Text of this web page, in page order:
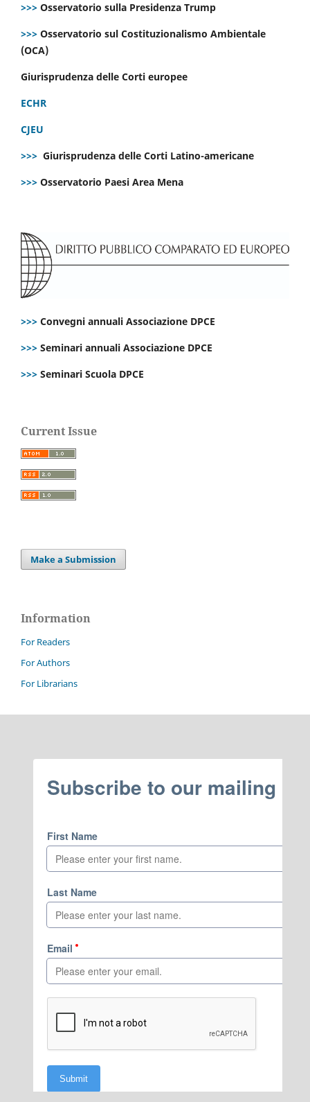
>>> Osservatorio sulla Presidenza Trump
>>> Osservatorio sul Costituzionalismo Ambientale
(OCA)
Giurisprudenza delle Corti europee
ECHR
CJEU
>>> Giurisprudenza delle Corti Latino-americane
>>> Osservatorio Paesi Area Mena
>>> Convegni annuali Associazione DPCE
>>> Seminari annuali Associazione DPCE
>>> Seminari Scuola DPCE
Current Issue
Make a Submission
Information
For Readers
For Authors
For Librarians